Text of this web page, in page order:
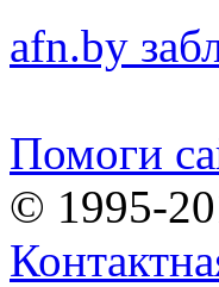
afn.by
Помоги
© 1995-